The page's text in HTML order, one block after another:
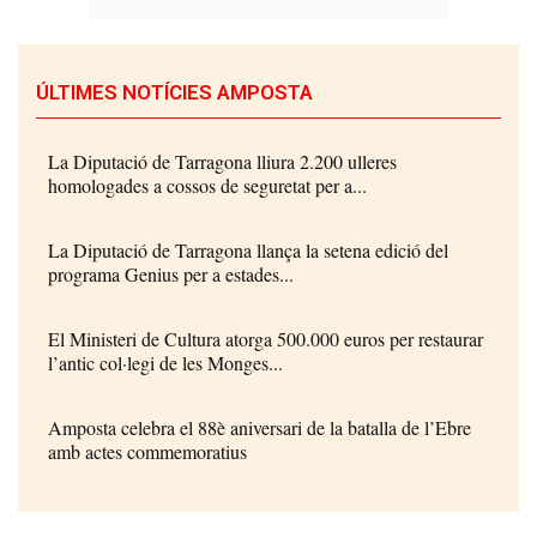
ÚLTIMES NOTÍCIES AMPOSTA
La Diputació de Tarragona lliura 2.200 ulleres
homologades a cossos de seguretat per a...
La Diputació de Tarragona llança la setena edició del
programa Genius per a estades...
El Ministeri de Cultura atorga 500.000 euros per restaurar
l’antic col·legi de les Monges...
Amposta celebra el 88è aniversari de la batalla de l’Ebre
amb actes commemoratius